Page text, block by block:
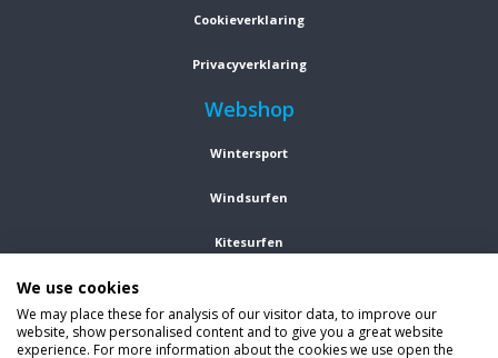
Cookieverklaring
Privacyverklaring
Webshop
Wintersport
Windsurfen
Kitesurfen
Kleding
We use cookies
We may place these for analysis of our visitor data, to improve our
website, show personalised content and to give you a great website
experience. For more information about the cookies we use open the